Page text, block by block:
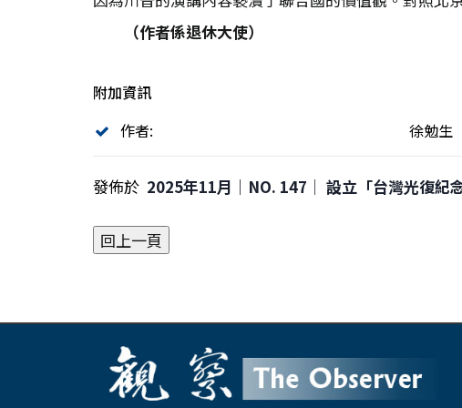
（作者係退休大使）
附加資訊
作者:
徐勉生
發佈於 2025年11月｜NO. 147│ 設立「台灣光復紀